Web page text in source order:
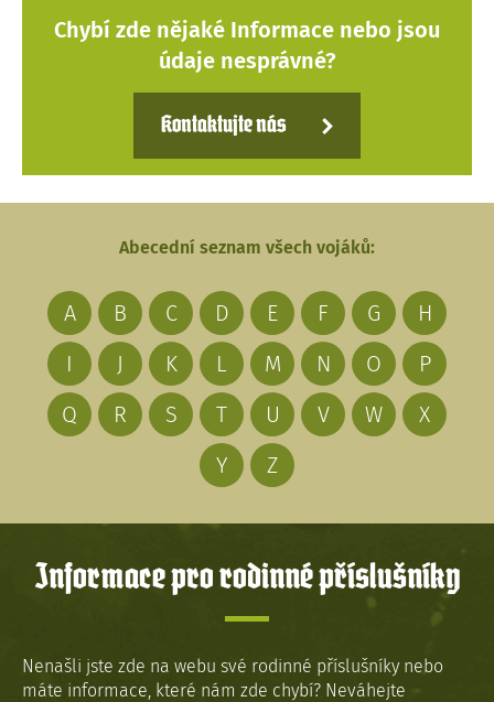
Chybí zde nějaké Informace nebo jsou
údaje nesprávné?
Kontaktujte nás
Abecední seznam všech vojáků:
A B C D E F G
H
I
J K L M N O
P
Q
R S T U V W
X
Y
Z
Informace pro rodinné příslušníky
Nenašli jste zde na webu své rodinné příslušníky nebo
máte informace, které nám zde chybí? Neváhejte